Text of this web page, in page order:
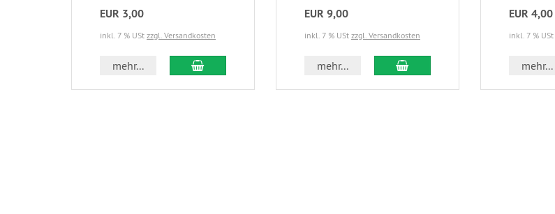
EUR 3,00
inkl. 7 % USt zzgl. Versandkosten
mehr... In den Warenkorb
EUR 9,00
inkl. 7 % USt zzgl. Versandkosten
mehr... In den Warenkorb
EUR 4,00
inkl. 7 % USt
mehr...